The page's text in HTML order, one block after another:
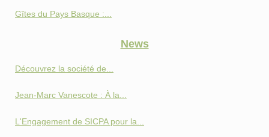
Gîtes du Pays Basque :...
News
Découvrez la société de...
Jean-Marc Vanescote : À la...
L'Engagement de SICPA pour la...